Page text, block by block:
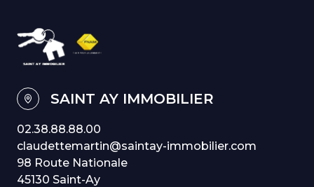
SAINT AY IMMOBILIER
02.38.88.88.00
claudettemartin@saintay-immobilier.com
98 Route Nationale
45130 Saint-Ay